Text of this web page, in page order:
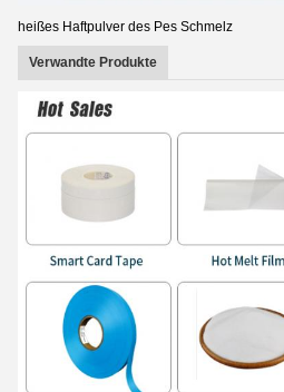
heißes Haftpulver des Pes Schmelz
Verwandte Produkte